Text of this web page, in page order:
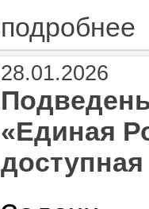
подробнее
28.01.2026
«Единая
доступная